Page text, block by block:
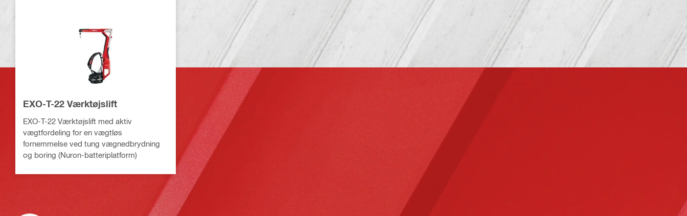
EXO-T-22 Værktøjslift
EXO-T-22 Værktøjslift med aktiv
vægtfordeling for en vægtløs
fornemmelse ved tung vægnedbrydning
og boring (Nuron-batteriplatform)